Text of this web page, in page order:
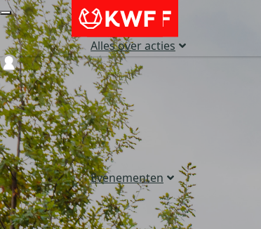
Alles over acties
Evenementen
Login